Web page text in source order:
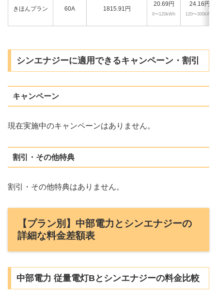
きほんプラン 60A 1815.91円
20.69円
0〜120kWh
24.16円
120〜300kWh
シンエナジーに適用できるキャンペーン・割引
キャンペーン
現在実施中のキャンペーンはありません。
割引・その他特典
割引・その他特典はありません。
【プラン別】中部電力とシンエナジーの
詳細な料金差額表
中部電力 従量電灯Bとシンエナジーの料金比較